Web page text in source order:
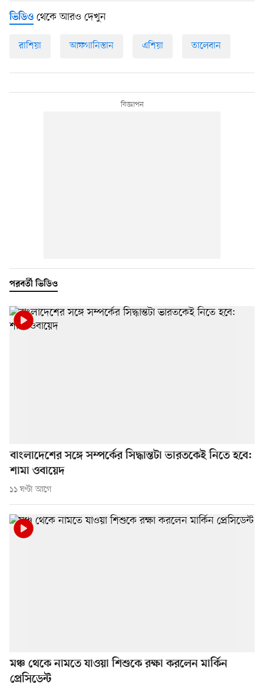
ভিডিও থেকে আরও দেখুন
রাশিয়া আফগানিস্তান এশিয়া তালেবান
পরবর্তী ভিডিও
বাংলাদেশের সঙ্গে সম্পর্কের সিদ্ধান্তটা ভারতকেই নিতে হবে:
শামা ওবায়েদ
১১ ঘণ্টা আগে
মঞ্চ থেকে নামতে যাওয়া শিশুকে রক্ষা করলেন মার্কিন
প্রেসিডেন্ট